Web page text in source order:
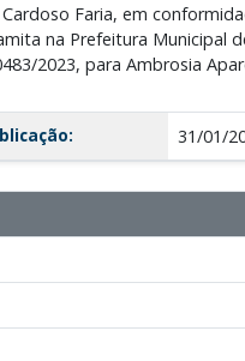
Faria, em
na Prefeitura Municipal
2023, para Ambrosia
31/01/